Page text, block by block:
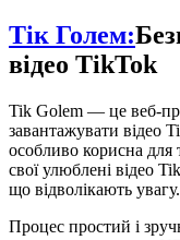
Тік Голем:
відео TikTok
Tik Golem — це веб-
завантажувати відео
особливо корисна для
свої улюблені відео
що відволікають увагу.
Процес простий і